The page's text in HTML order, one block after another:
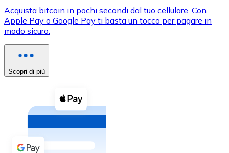
XRP
XRP
Vedi tutto
Buoni cripto
Acquista criptovalute in contanti e altri mezzi di
Acquista con contanti
Bonifico SEPA
Acquista bitcoin in pochi secondi dal tuo cellulare. Con
Apple Pay o Google Pay ti basta un tocco per pagare in
modo sicuro.
Scopri di più